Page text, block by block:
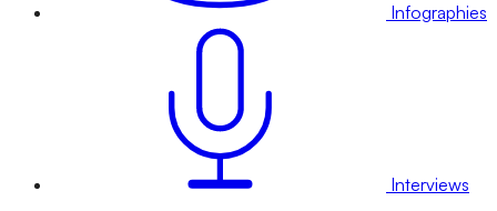
Infographies
Interviews